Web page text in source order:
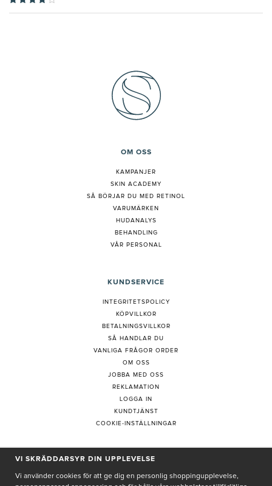
OM OSS
KAMPANJER
SKIN ACADEMY
SÅ BÖRJAR DU MED RETINOL
VARUMÄRKEN
HUDANALYS
BEHANDLING
VÅR PERSONAL
KUNDSERVICE
INTEGRITETSPOLICY
KÖPVILLKOR
BETALNINGSVILLKOR
SÅ HANDLAR DU
VANLIGA FRÅGOR ORDER
OM OSS
JOBBA MED OSS
REKLAMATION
LOGGA IN
KUNDTJÄNST
COOKIE-INSTÄLLNINGAR
PRENUMERERA PÅ NYHETSBREV
VI SKRÄDDARSYR DIN UPPLEVELSE
Vi använder cookies för att ge dig en personlig shoppingupplevelse,